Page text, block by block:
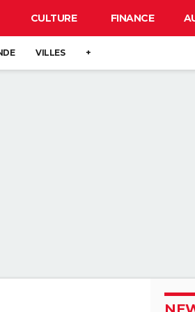
CULTURE FINANCE
VILLES +